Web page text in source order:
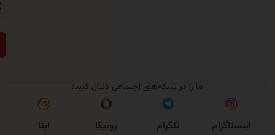
ما را در شبکه‌های اجتماعی دنبال کنید:
تلگرام روبیکا